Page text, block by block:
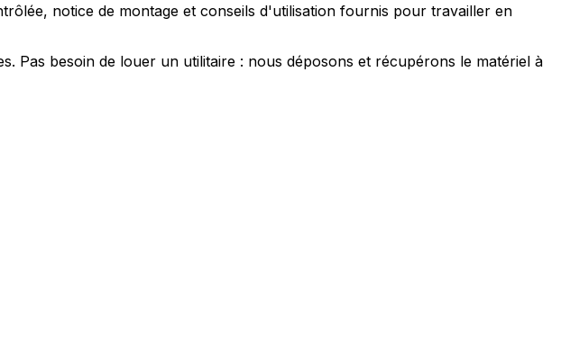
notice de montage et conseils d'utilisation fournis pour travailler en
Pas besoin de louer un utilitaire : nous déposons et récupérons le matériel à